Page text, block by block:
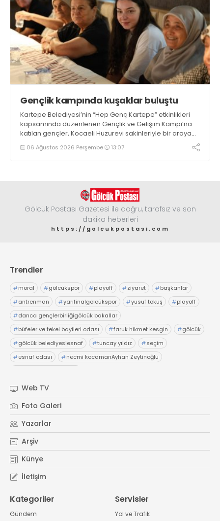
Gençlik kampında kuşaklar buluştu
Kartepe Belediyesi’nin “Hep Genç Kartepe” etkinlikleri
kapsamında düzenlenen Gençlik ve Gelişim Kampı’na
katılan gençler, Kocaeli Huzurevi sakinleriyle bir araya
geldi06 Ağustos 2026 Perşembe 13:07
Gölcük Postası Gazetesi ile doğru, tarafsız ve son
dakika heberleri
https://golcukpostasi.com
Trendler
#moral #gölcükspor #playoff #ziyaret #başkanlar
#antrenman #yarıfinalgölcükspor #yusuf tokuş #playoff
#darıca gençlerbirliğigölcük bakallar
#büfeler ve tekel bayileri odası #faruk hikmet kesgin #gölcük
#gölcük belediyesiesnaf #tuncay yıldız #seçim
#esnaf odası #necmi kocamanAyhan Zeytinoğlu
Web TV
Foto Galeri
Yazarlar
Arşiv
Künye
İletişim
Kategoriler
Gündem
Servisler
Yol ve Trafik